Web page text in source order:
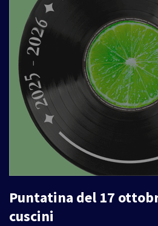
Puntatina del 17
cuscini